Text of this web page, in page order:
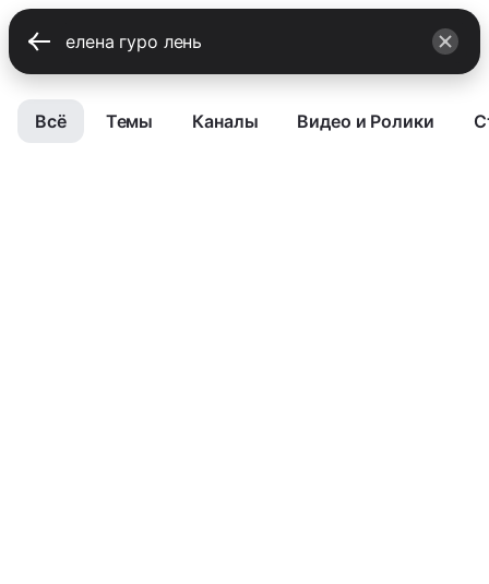
Всё Темы Каналы Видео и Ролики